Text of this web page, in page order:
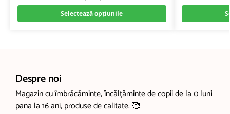
Selectează opțiunile
Despre noi
Magazin cu îmbrăcăminte, încălțăminte de copii de la 0 luni
pana la 16 ani, produse de calitate. 🥰